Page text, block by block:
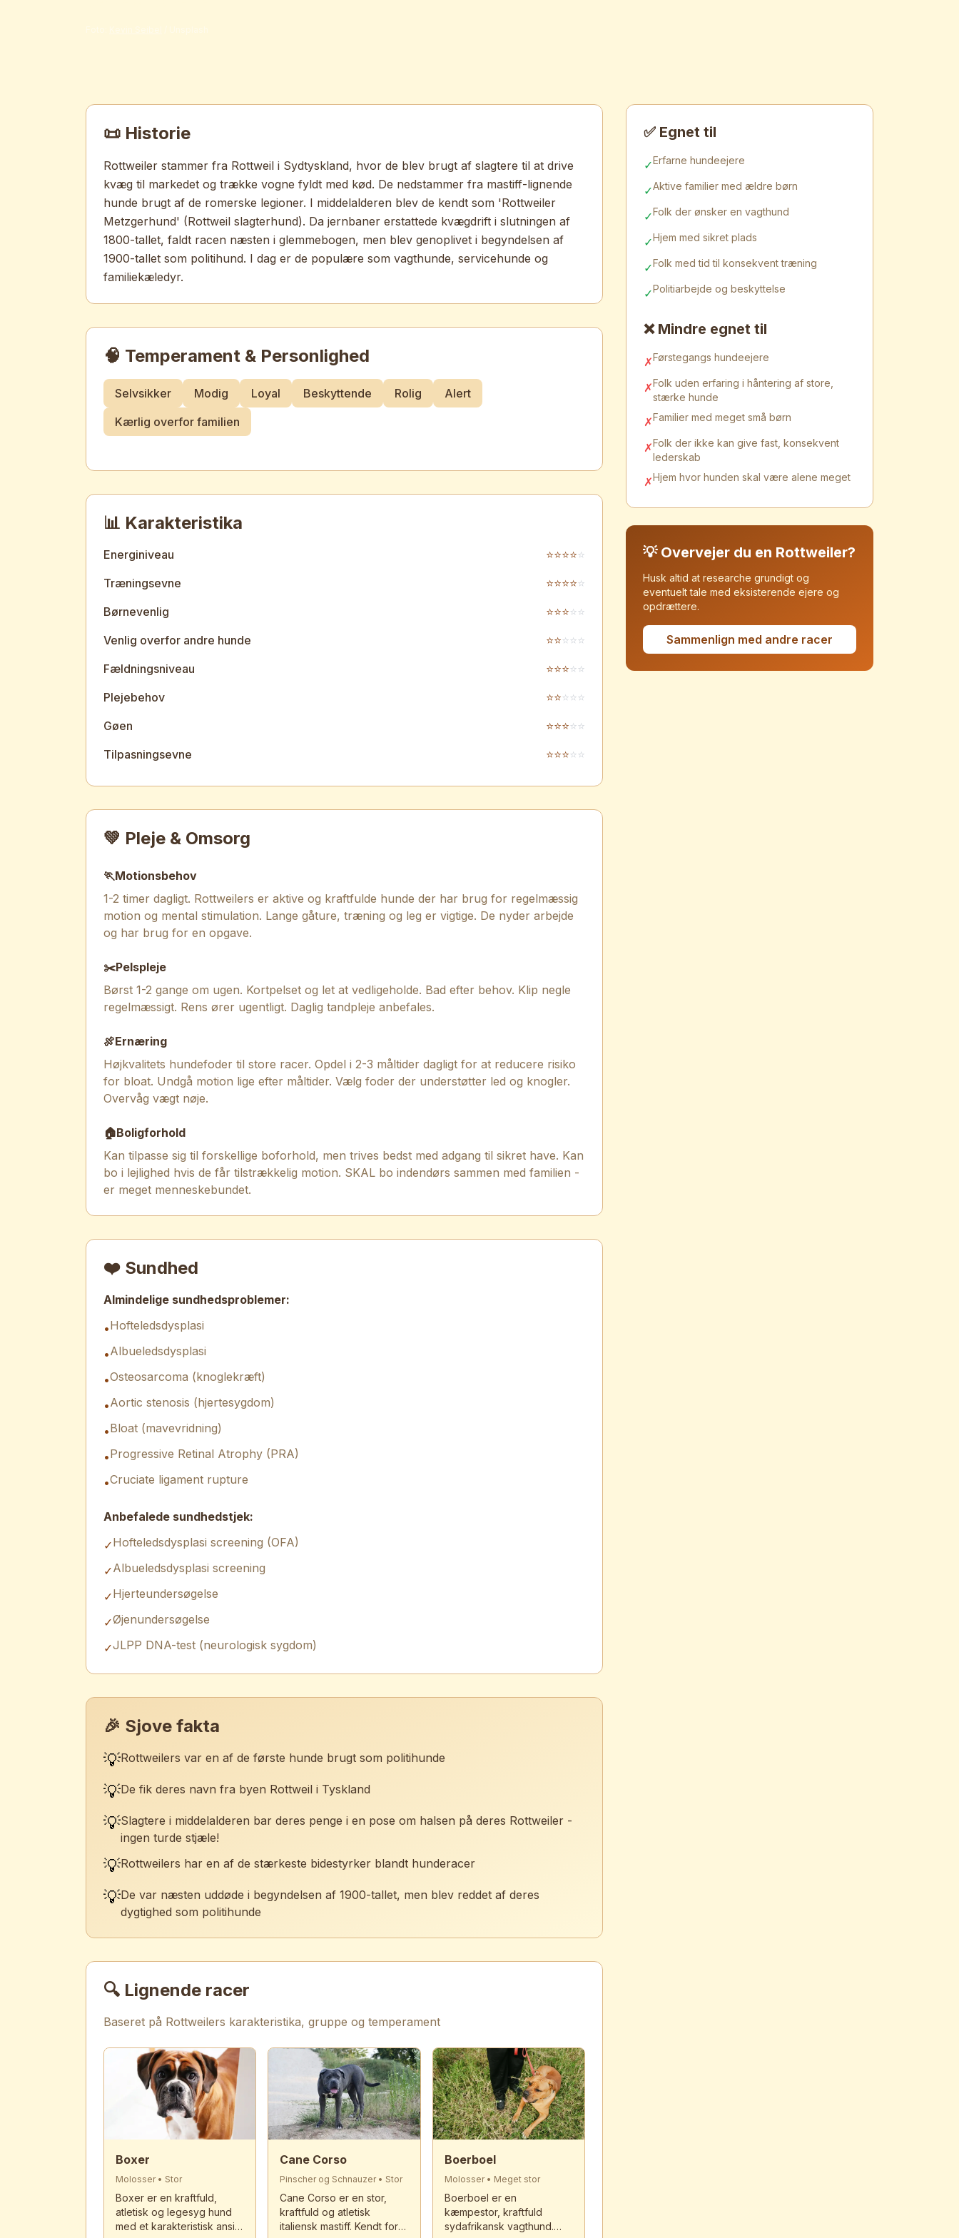
📜 Historie
Rottweiler stammer fra Rottweil i Sydtyskland, hvor de blev brugt af slagtere til at drive
kvæg til markedet og trække vogne fyldt med kød. De nedstammer fra mastiff-lignende
hunde brugt af de romerske legioner. I middelalderen blev de kendt som 'Rottweiler
Metzgerhund' (Rottweil slagterhund). Da jernbaner erstattede kvægdrift i slutningen af
1800-tallet, faldt racen næsten i glemmebogen, men blev genoplivet i begyndelsen af
1900-tallet som politihund. I dag er de populære som vagthunde, servicehunde og
familiekæledyr.
🧠 Temperament & Personlighed
Selvsikker Modig Loyal Beskyttende Rolig
Alert
Kærlig overfor familien
📊 Karakteristika
Energiniveau ⭐⭐⭐⭐⭐
Træningsevne
⭐⭐⭐⭐⭐
Børnevenlig
⭐⭐⭐⭐⭐
Venlig overfor andre hunde
⭐⭐⭐⭐⭐
Fældningsniveau
⭐⭐⭐⭐⭐
Plejebehov
⭐⭐⭐⭐⭐
Gøen
⭐⭐⭐⭐⭐
Tilpasningsevne
⭐⭐⭐⭐⭐
💚 Pleje & Omsorg
🏃Motionsbehov
1-2 timer dagligt. Rottweilers er aktive og kraftfulde hunde der har brug for regelmæssig
motion og mental stimulation. Lange gåture, træning og leg er vigtige. De nyder arbejde
og har brug for en opgave.
✂️Pelspleje
Børst 1-2 gange om ugen. Kortpelset og let at vedligeholde. Bad efter behov. Klip negle
regelmæssigt. Rens ører ugentligt. Daglig tandpleje anbefales.
🍖Ernæring
Højkvalitets hundefoder til store racer. Opdel i 2-3 måltider dagligt for at reducere risiko
for bloat. Undgå motion lige efter måltider. Vælg foder der understøtter led og knogler.
Overvåg vægt nøje.
🏠Boligforhold
Kan tilpasse sig til forskellige boforhold, men trives bedst med adgang til sikret have. Kan
bo i lejlighed hvis de får tilstrækkelig motion. SKAL bo indendørs sammen med familien -
er meget menneskebundet.
❤️ Sundhed
Almindelige sundhedsproblemer:
•Hofteledsdysplasi
•Albueledsdysplasi
•Osteosarcoma (knoglekræft)
•Aortic stenosis (hjertesygdom)
•Bloat (mavevridning)
•Progressive Retinal Atrophy (PRA)
•Cruciate ligament rupture
Anbefalede sundhedstjek:
✓Hofteledsdysplasi screening (OFA)
✓Albueledsdysplasi screening
✓Hjerteundersøgelse
✓Øjenundersøgelse
✓JLPP DNA-test (neurologisk sygdom)
🎉 Sjove fakta
💡Rottweilers var en af de første hunde brugt som politihunde
💡De fik deres navn fra byen Rottweil i Tyskland
💡Slagtere i middelalderen bar deres penge i en pose om halsen på deres Rottweiler -
ingen turde stjæle!
💡Rottweilers har en af de stærkeste bidestyrker blandt hunderacer
💡De var næsten uddøde i begyndelsen af 1900-tallet, men blev reddet af deres
dygtighed som politihunde
🔍 Lignende racer
Baseret på Rottweilers karakteristika, gruppe og temperament
Boxer
Molosser• Stor
Boxer er en kraftfuld,
atletisk og legesyg hund
med et karakteristisk ansigt
Cane Corso
Pinscher og Schnauzer• Stor
Cane Corso er en stor,
kraftfuld og atletisk
italiensk mastiff. Kendt for
Boerboel
Molosser• Meget stor
Boerboel er en
kæmpestor, kraftfuld
sydafrikansk vagthund.
✅ Egnet til
✓Erfarne hundeejere
✓Aktive familier med ældre børn
✓Folk der ønsker en vagthund
✓Hjem med sikret plads
✓Folk med tid til konsekvent træning
✓Politiarbejde og beskyttelse
❌ Mindre egnet til
✗Førstegangs hundeejere
✗Folk uden erfaring i håntering af store,
stærke hunde
✗Familier med meget små børn
✗Folk der ikke kan give fast, konsekvent
lederskab
✗Hjem hvor hunden skal være alene meget
💡 Overvejer du en Rottweiler?
Husk altid at researche grundigt og
eventuelt tale med eksisterende ejere og
opdrættere.
Sammenlign med andre racer